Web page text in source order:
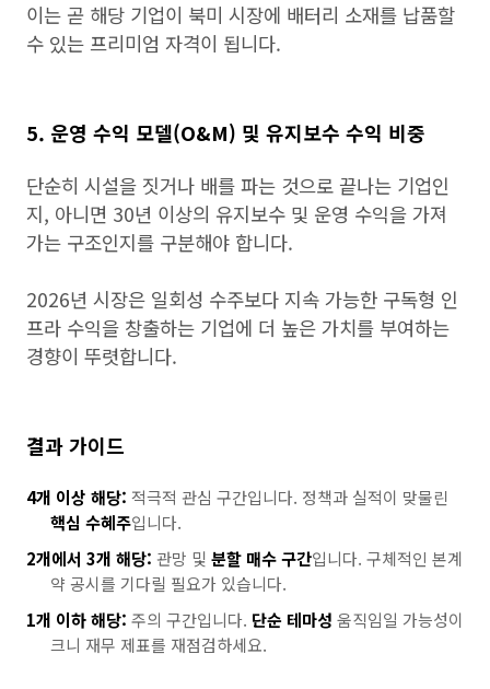
이는 곧 해당 기업이 북미 시장에 배터리 소재를 납품할
수 있는 프리미엄 자격이 됩니다.
5. 운영 수익 모델(O&M) 및 유지보수 수익 비중
단순히 시설을 짓거나 배를 파는 것으로 끝나는 기업인
지, 아니면 30년 이상의 유지보수 및 운영 수익을 가져
가는 구조인지를 구분해야 합니다.
2026년 시장은 일회성 수주보다 지속 가능한 구독형 인
프라 수익을 창출하는 기업에 더 높은 가치를 부여하는
경향이 뚜렷합니다.
결과 가이드
4개 이상 해당: 적극적 관심 구간입니다. 정책과 실적이 맞물린
핵심 수혜주입니다.
2개에서 3개 해당: 관망 및 분할 매수 구간입니다. 구체적인 본계
약 공시를 기다릴 필요가 있습니다.
1개 이하 해당: 주의 구간입니다. 단순 테마성 움직임일 가능성이
크니 재무 제표를 재점검하세요.